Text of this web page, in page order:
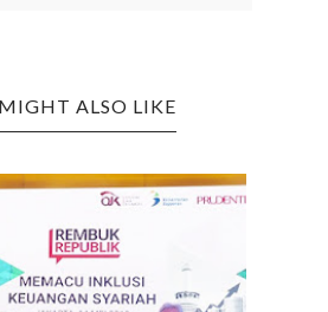
ALSO LIKE